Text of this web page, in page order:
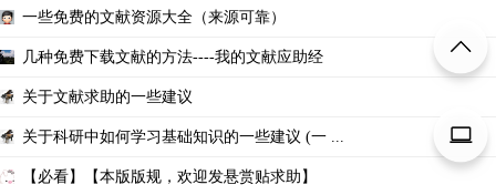
一些免费的文献资源大全（来源可靠）
几种免费下载文献的方法----我的文献应助经
关于文献求助的一些建议
关于科研中如何学习基础知识的一些建议 (一 ...
【必看】【本版版规，欢迎发悬赏贴求助】